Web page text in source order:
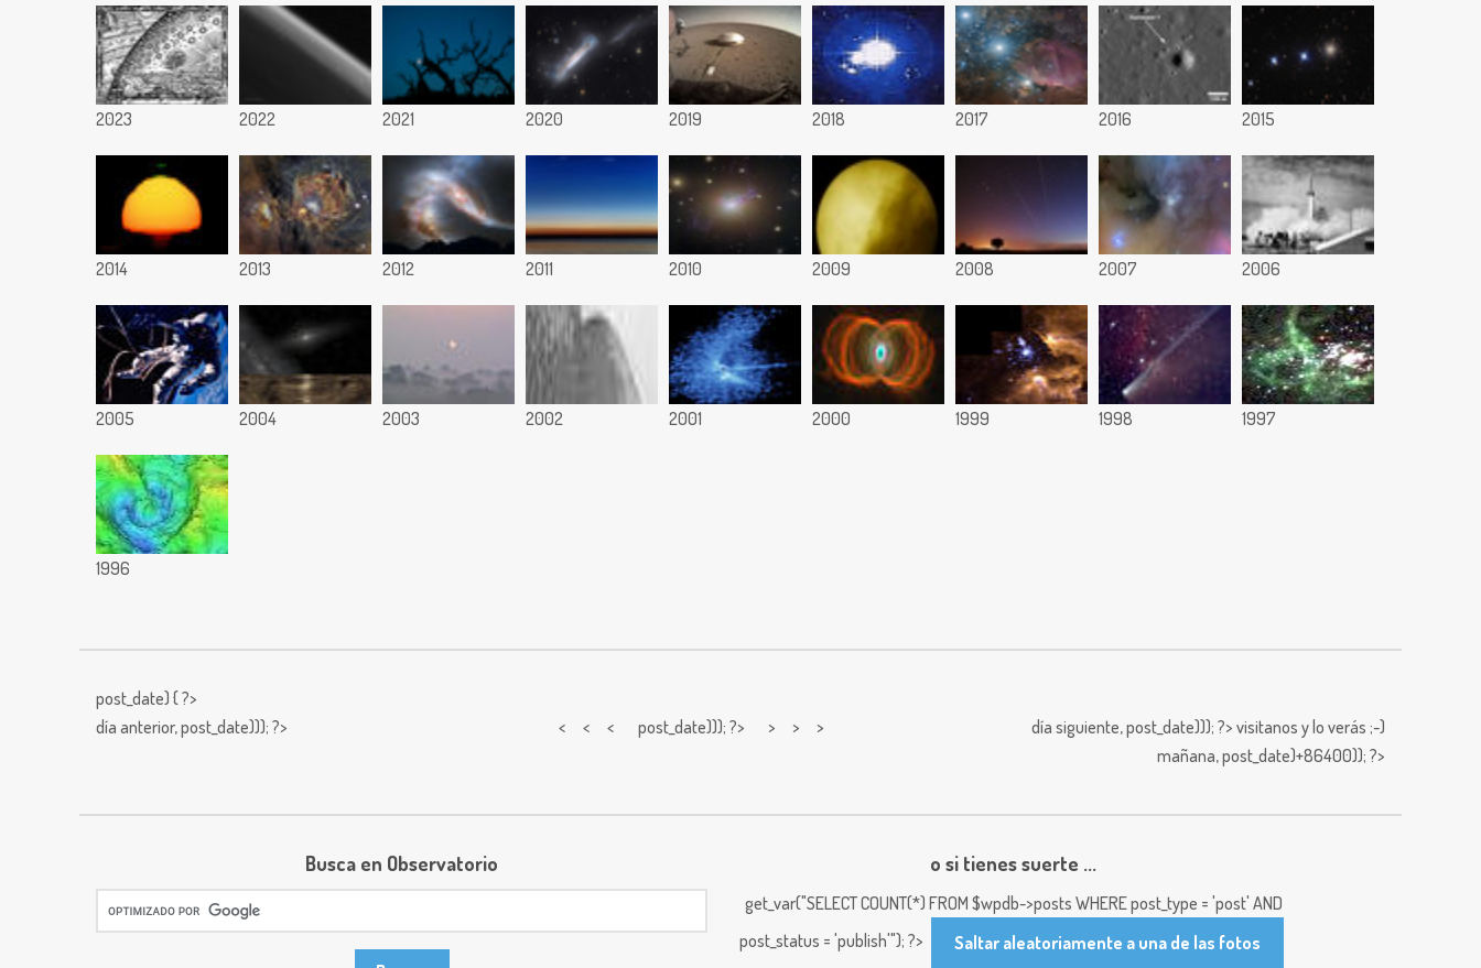
2023 2022 2021 2020 2019 2018 2017 2016 2015
2014 2013 2012 2011 2010 2009 2008 2007 2006
2005 2004 2003 2002 2001 2000 1999 1998 1997
1996
post_date) { ?>
día anterior,post_date))); ?> < < < post_date))); ?> > > > día siguiente,post_date))); ?> visitanos y lo verás ;-)
mañana,post_date)+86400)); ?>
Busca en Observatorio o si tienes suerte ...
get_var("SELECT COUNT(*) FROM $wpdb->posts WHERE post_type = 'post' AND
post_status = 'publish'"); ?>
Saltar aleatoriamente a una de las fotos